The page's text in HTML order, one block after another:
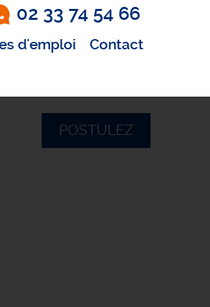
02 33 74 54 66
d'emploi Contact
POSTULEZ